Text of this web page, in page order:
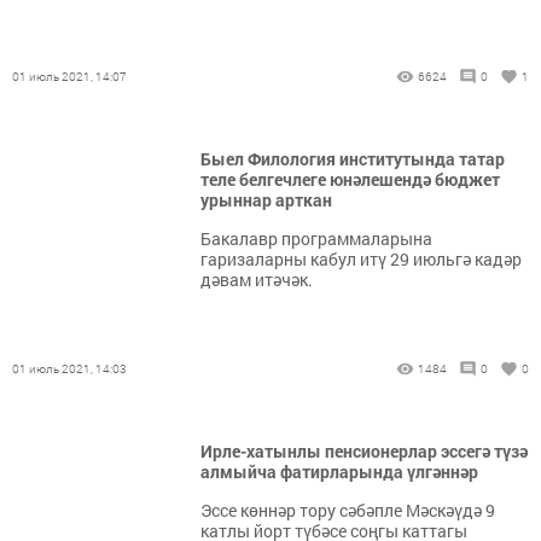
01 июль 2021, 14:07 6624 0 1
Быел Филология институтында татар
теле белгечлеге юнәлешендә бюджет
урыннар арткан
Бакалавр программаларына
гаризаларны кабул итү 29 июльгә кадәр
дәвам итәчәк.
01 июль 2021, 14:03 1484 0 0
Ирле-хатынлы пенсионерлар эссегә түзә
алмыйча фатирларында үлгәннәр
Эссе көннәр тору сәбәпле Мәскәүдә 9
катлы йорт түбәсе соңгы каттагы